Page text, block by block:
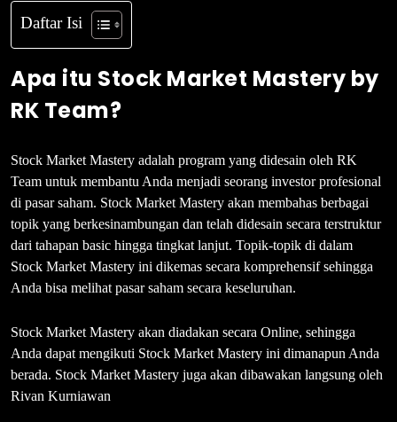
Daftar Isi
Apa itu Stock Market Mastery by
RK Team?
Stock Market Mastery adalah program yang didesain oleh RK
Team untuk membantu Anda menjadi seorang investor profesional
di pasar saham. Stock Market Mastery akan membahas berbagai
topik yang berkesinambungan dan telah didesain secara terstruktur
dari tahapan basic hingga tingkat lanjut. Topik-topik di dalam
Stock Market Mastery ini dikemas secara komprehensif sehingga
Anda bisa melihat pasar saham secara keseluruhan.
Stock Market Mastery akan diadakan secara Online, sehingga
Anda dapat mengikuti Stock Market Mastery ini dimanapun Anda
berada. Stock Market Mastery juga akan dibawakan langsung oleh
Rivan Kurniawan